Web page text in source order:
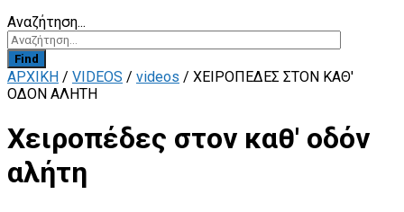
Αναζήτηση...
Find
ΑΡΧΙΚΗ / VIDEOS / videos / ΧΕΙΡΟΠΈΔΕΣ ΣΤΟΝ ΚΑΘ'
ΟΔΌΝ ΑΛΉΤΗ
Χειροπέδες στον καθ' οδόν
αλήτη